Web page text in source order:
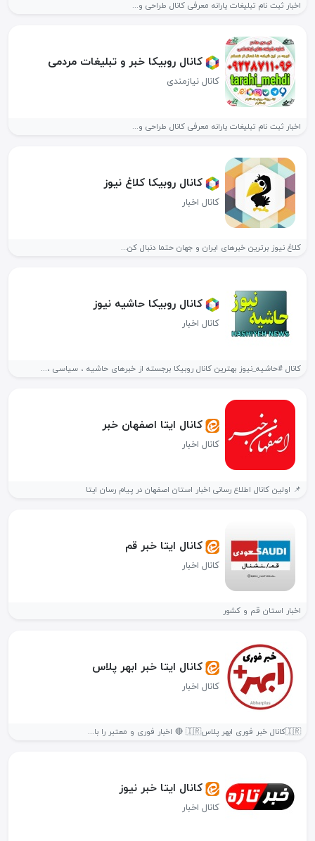
اخبار ثبت نام تبلیغات یارانه معرفی کانال طراحی و...
کانال روبیکا خبر و تبلیغات مردمی
کانال نیازمندی
اخبار ثبت نام تبلیغات یارانه معرفی کانال طراحی و...
کانال روبیکا کلاغ نیوز
کانال اخبار
کلاغ نیوز برترین خبرهای ایران و جهان حتما دنبال کن...
کانال روبیکا حاشیه نیوز️
کانال اخبار
کانال #حاشیه_نیوز بهترین کانال روبیکا برجسته از خبرهای حاشیه ، سیاسی ،...
کانال ایتا اصفهان خبر
کانال اخبار
📌 اولین کانال اطلاع رسانی اخبار استان اصفهان در پیام رسان ایتا
کانال ایتا خبر قم
کانال اخبار
اخبار استان قم و کشور
کانال ایتا خبر ابهر پلاس
کانال اخبار
🇮🇷کانال خبر فوری ابهر پلاس🇮🇷 🔴 اخبار فوری و معتبر را با...
کانال ایتا خبر نیوز
کانال اخبار